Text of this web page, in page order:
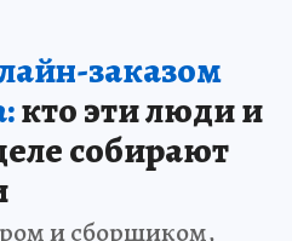
заказом
кто эти люди и
собирают
и сборщиком,